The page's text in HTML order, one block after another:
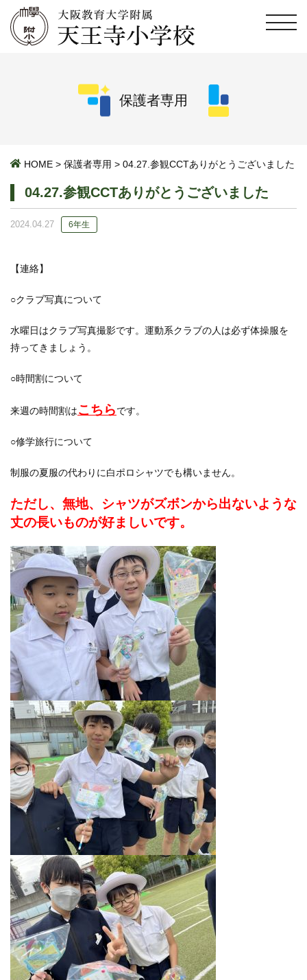
保護者専用
HOME > 保護者専用 > 04.27.参観CCTありがとうございました
04.27.参観CCTありがとうございました
2024.04.27 6年生
【連絡】
○クラブ写真について
水曜日はクラブ写真撮影です。運動系クラブの人は必ず体操服を
持ってきましょう。
○時間割について
来週の時間割はこちらです。
○修学旅行について
制服の夏服の代わりに白ポロシャツでも構いません。
ただし、無地、シャツがズボンから出ないような
丈の長いものが好ましいです。